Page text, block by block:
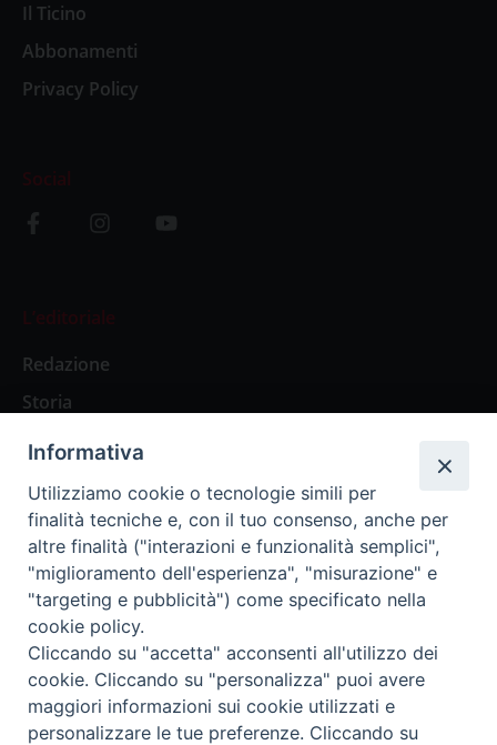
Il Ticino
Abbonamenti
Privacy Policy
Social
L’editoriale
Redazione
Storia
Abbonamenti
Abbonamento Annuale Digitale
Abbonamento Annuale Cartaceo
Abbonamento Singola Copia Digitale
Informativa
Utilizziamo cookie o tecnologie simili per
finalità tecniche e, con il tuo consenso, anche per
altre finalità ("interazioni e funzionalità semplici",
"miglioramento dell'esperienza", "misurazione" e
"targeting e pubblicità") come specificato nella
cookie policy.
Cliccando su "accetta" acconsenti all'utilizzo dei
cookie. Cliccando su "personalizza" puoi avere
maggiori informazioni sui cookie utilizzati e
personalizzare le tue preferenze. Cliccando su